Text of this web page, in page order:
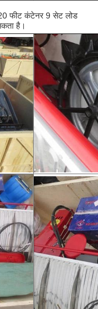
फीट कंटेनर 9 सेट लोड
है।